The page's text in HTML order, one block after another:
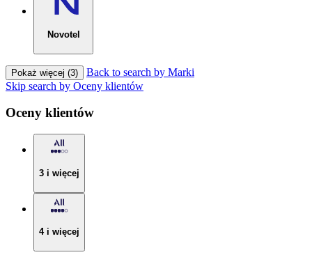
Novotel
Pokaż więcej (3)
Back to search by Marki
Skip search by Oceny klientów
Oceny klientów
3 i więcej
4 i więcej